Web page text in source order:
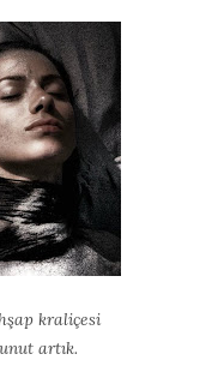
kraliçesi
artık.